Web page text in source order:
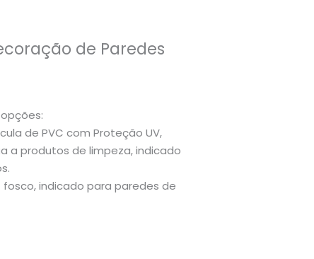
de Paredes
de PVC com Proteção UV,
a produtos de limpeza, indicado
indicado para paredes de